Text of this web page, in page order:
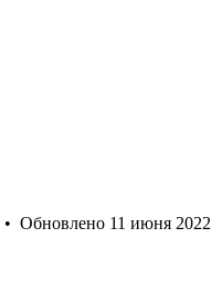
• Обновлено 11 июня 2022